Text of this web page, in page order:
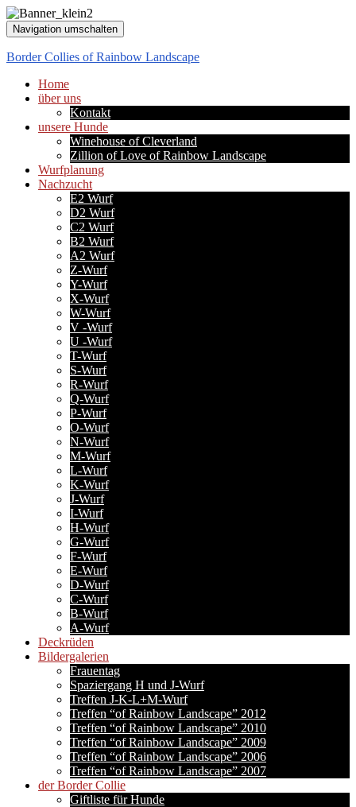
Navigation umschalten
Border Collies of Rainbow Landscape
Home
über uns
Kontakt
unsere Hunde
Winehouse of Cleverland
Zillion of Love of Rainbow Landscape
Wurfplanung
Nachzucht
E2 Wurf
D2 Wurf
C2 Wurf
B2 Wurf
A2 Wurf
Z-Wurf
Y-Wurf
X-Wurf
W-Wurf
V -Wurf
U -Wurf
T-Wurf
S-Wurf
R-Wurf
Q-Wurf
P-Wurf
O-Wurf
N-Wurf
M-Wurf
L-Wurf
K-Wurf
J-Wurf
I-Wurf
H-Wurf
G-Wurf
F-Wurf
E-Wurf
D-Wurf
C-Wurf
B-Wurf
A-Wurf
Deckrüden
Bildergalerien
Frauentag
Spaziergang H und J-Wurf
Treffen J-K-L+M-Wurf
Treffen “of Rainbow Landscape” 2012
Treffen “of Rainbow Landscape” 2010
Treffen “of Rainbow Landscape” 2009
Treffen “of Rainbow Landscape” 2006
Treffen “of Rainbow Landscape” 2007
der Border Collie
Giftliste für Hunde